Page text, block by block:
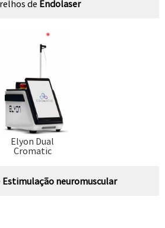
de Endolaser
Elyon Dual
Cromatic
Estimulação neuromuscular